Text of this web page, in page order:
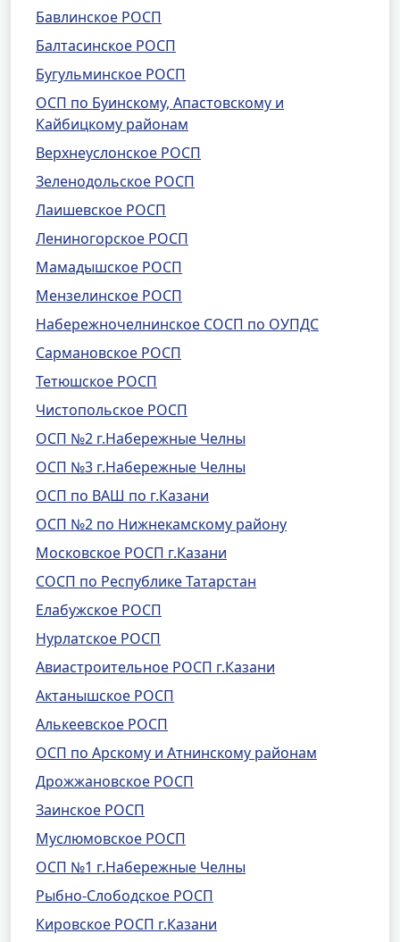
Бавлинское РОСП
Балтасинское РОСП
Бугульминское РОСП
ОСП по Буинскому, Апастовскому и
Кайбицкому районам
Верхнеуслонское РОСП
Зеленодольское РОСП
Лаишевское РОСП
Лениногорское РОСП
Мамадышское РОСП
Мензелинское РОСП
Набережночелнинское СОСП по ОУПДС
Сармановское РОСП
Тетюшское РОСП
Чистопольское РОСП
ОСП №2 г.Набережные Челны
ОСП №3 г.Набережные Челны
ОСП по ВАШ по г.Казани
ОСП №2 по Нижнекамскому району
Московское РОСП г.Казани
СОСП по Республике Татарстан
Елабужское РОСП
Нурлатское РОСП
Авиастроительное РОСП г.Казани
Актанышское РОСП
Алькеевское РОСП
ОСП по Арскому и Атнинскому районам
Дрожжановское РОСП
Заинское РОСП
Муслюмовское РОСП
ОСП №1 г.Набережные Челны
Рыбно-Слободское РОСП
Кировское РОСП г.Казани